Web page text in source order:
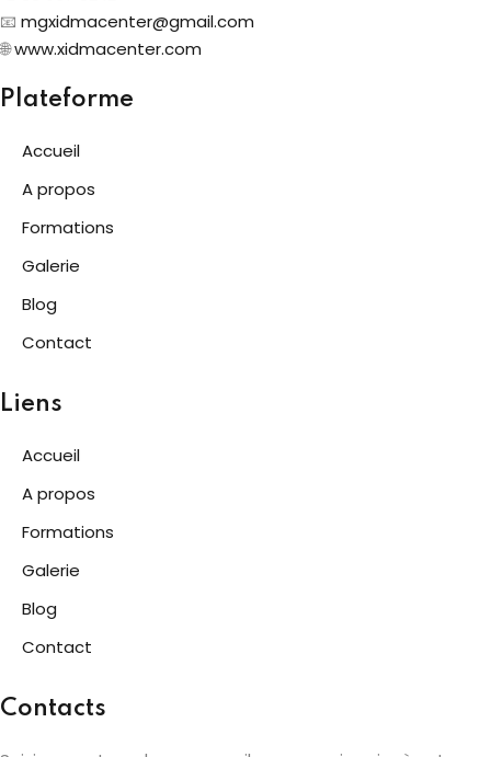
📧 mgxidmacenter@gmail.com
🌐www.xidmacenter.com
Plateforme
Accueil
A propos
Formations
Galerie
Blog
Contact
Liens
Accueil
A propos
Formations
Galerie
Blog
Contact
Contacts